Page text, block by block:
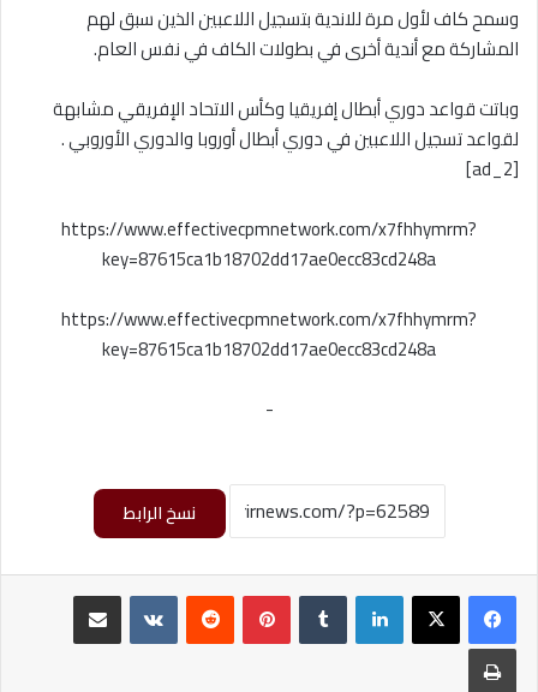
وسمح كاف لأول مرة للاندية بتسجيل اللاعبين الذين سبق لهم
المشاركة مع أندية أخرى في بطولات الكاف في نفس العام.
وباتت قواعد دوري أبطال إفريقيا وكأس الاتحاد الإفريقي مشابهة
لقواعد تسجيل اللاعبين في دوري أبطال أوروبا والدوري الأوروبي .
[ad_2]
https://www.effectivecpmnetwork.com/x7fhhymrm?
key=87615ca1b18702dd17ae0ecc83cd248a
https://www.effectivecpmnetwork.com/x7fhhymrm?
key=87615ca1b18702dd17ae0ecc83cd248a
-
نسخ الرابط
لينكدإن بينتيريست
طباعة